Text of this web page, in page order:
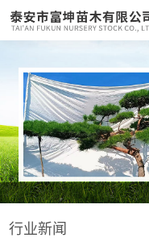
行业新闻